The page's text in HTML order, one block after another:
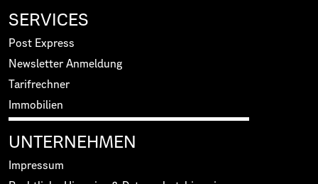
SERVICES
Post Express
Newsletter Anmeldung
Tarifrechner
Immobilien
UNTERNEHMEN
Impressum